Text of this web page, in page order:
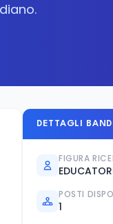
DETTAGLI
FIGURA
POSTI
1